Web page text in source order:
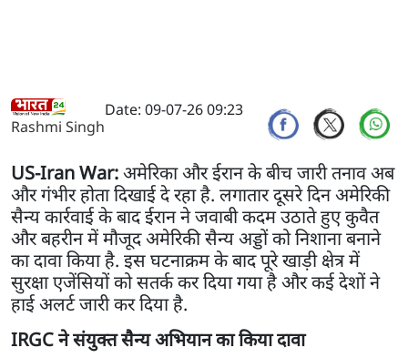
Rashmi Singh
Date: 09-07-26 09:23
US-Iran War:अमेरिका और ईरान के बीच जारी तनाव अब
और गंभीर होता दिखाई दे रहा है. लगातार दूसरे दिन अमेरिकी
सैन्य कार्रवाई के बाद ईरान ने जवाबी कदम उठाते हुए कुवैत
और बहरीन में मौजूद अमेरिकी सैन्य अड्डों को निशाना बनाने
का दावा किया है. इस घटनाक्रम के बाद पूरे खाड़ी क्षेत्र में
सुरक्षा एजेंसियों को सतर्क कर दिया गया है और कई देशों ने
हाई अलर्ट जारी कर दिया है.
IRGC ने संयुक्त सैन्य अभियान का किया दावा